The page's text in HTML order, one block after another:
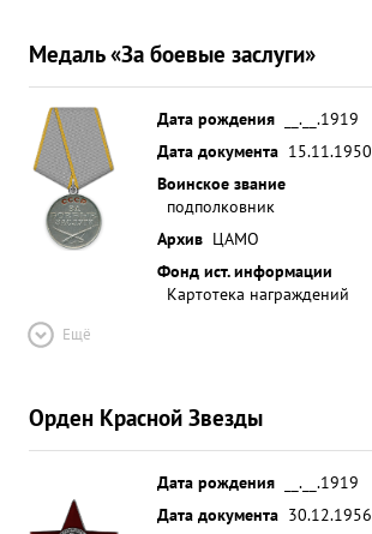
Медаль «За боевые заслуги»
Дата рождения
__.__.1919
Дата документа 15.11.1950
Воинское звание
подполковник
Архив ЦАМО
Фонд ист. информации
Картотека награждений
Ещё
Орден Красной Звезды
Дата рождения
__.__.1919
Дата документа 30.12.1956